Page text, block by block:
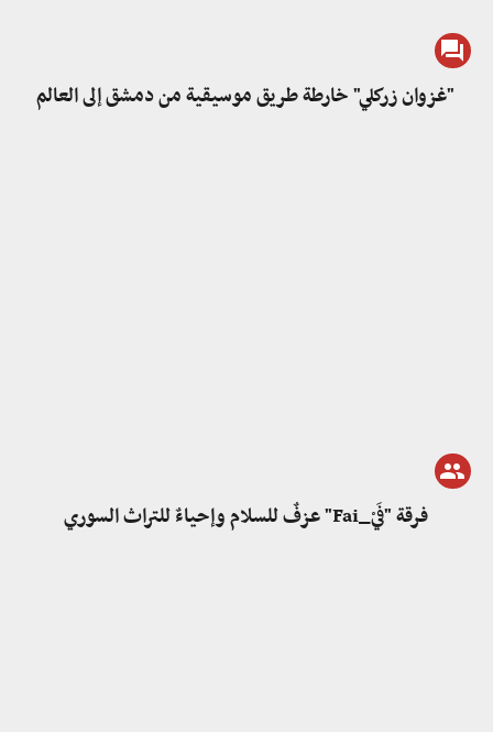
"غزوان زركلي" خارطة طريق موسيقية من دمشق إلى العالم
فرقة "فَيْ_Fai" عزفٌ للسلام وإحياءٌ للتراث السوري